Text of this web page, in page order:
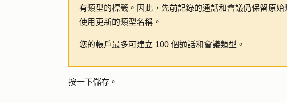
有類型的標籤。因此，先前記錄的通話和會議仍保留原
使用更新的類型名稱。
您的帳戶最多可建立 100 個通話和會議類型。
按一下儲存 。